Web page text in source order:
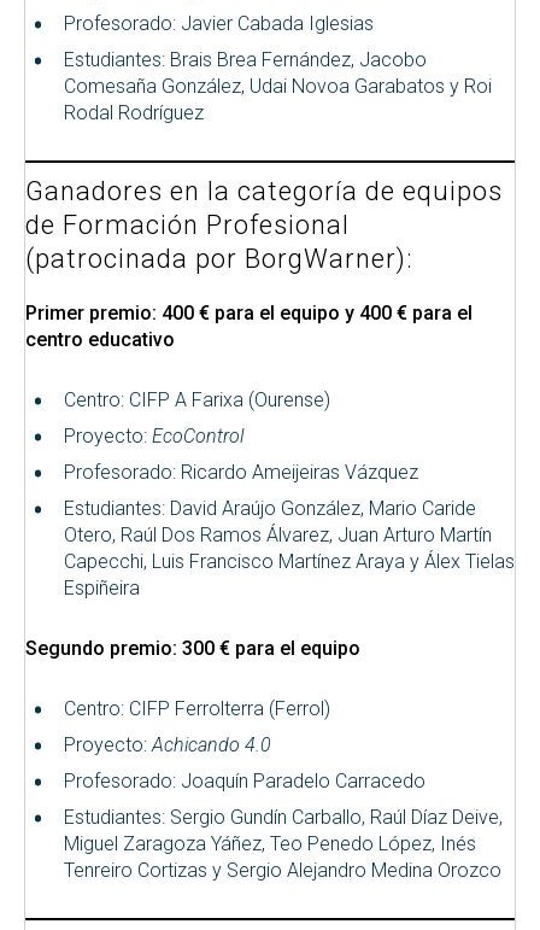
Profesorado: Javier Cabada Iglesias
Estudiantes: Brais Brea Fernández, Jacobo
Comesaña González, Udai Novoa Garabatos y Roi
Rodal Rodríguez
Ganadores en la categoría de equipos
de Formación Profesional
(patrocinada por BorgWarner):
Primer premio: 400 € para el equipo y 400 € para el
centro educativo
Centro: CIFP A Farixa (Ourense)
Proyecto: EcoControl
Profesorado: Ricardo Ameijeiras Vázquez
Estudiantes: David Araújo González, Mario Caride
Otero, Raúl Dos Ramos Álvarez, Juan Arturo Martín
Capecchi, Luis Francisco Martínez Araya y Álex Tielas
Espiñeira
Segundo premio: 300 € para el equipo
Centro: CIFP Ferrolterra (Ferrol)
Proyecto:Achicando 4.0
Profesorado: Joaquín Paradelo Carracedo
Estudiantes: Sergio Gundín Carballo, Raúl Díaz Deive,
Miguel Zaragoza Yáñez, Teo Penedo López, Inés
Tenreiro Cortizas y Sergio Alejandro Medina Orozco